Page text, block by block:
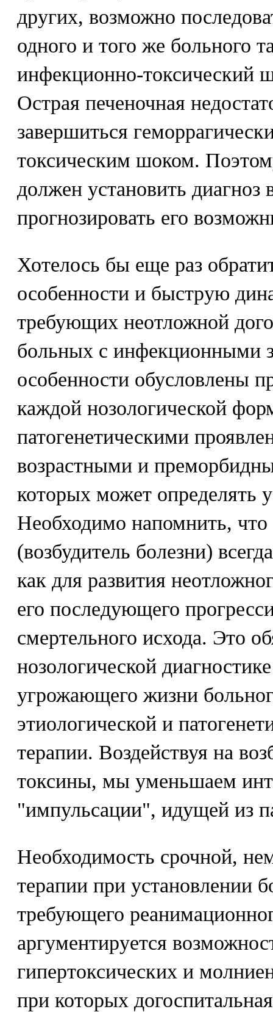
других, возможно
одного и того же больного
инфекционно-токсический
Острая печеночная
завершиться
токсическим шоком.
должен установить
прогнозировать его
Хотелось бы еще раз
особенности и быструю
требующих неотложной
больных с инфекционными
особенности обусловлены
каждой нозологической
патогенетическими
возрастными и
которых может определять
Необходимо напомнить, что
(возбудитель болезни)
как для развития
его последующего
смертельного исхода. Это
нозологической
угрожающего жизни
этиологической и
терапии. Воздействуя на
токсины, мы уменьшаем
"импульсации", идущей из
Необходимость срочной,
терапии при установлении
требующего
аргументируется
гипертоксических и
при которых